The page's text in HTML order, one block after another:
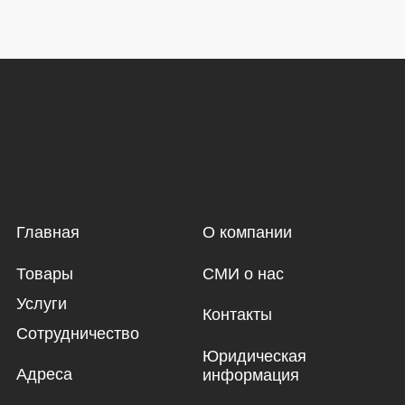
Главная
Товары
Услуги
Сотрудничество
Адреса
О компании
СМИ о нас
Контакты
Юридическая
информация